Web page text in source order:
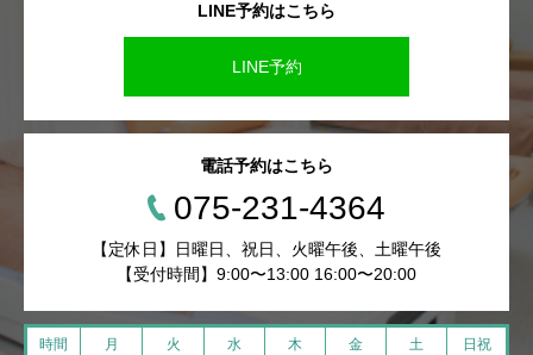
LINE予約はこちら
LINE予約
電話予約はこちら
075-231-4364
【定休日】日曜日、祝日、火曜午後、土曜午後
【受付時間】9:00〜13:00 16:00〜20:00
時間 月 火 水 木 金 土 日祝